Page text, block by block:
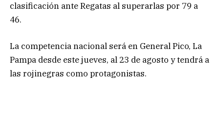
clasificación ante Regatas al superarlas por 79 a
46.
La competencia nacional será en General Pico, La
Pampa desde este jueves, al 23 de agosto y tendrá a
las rojinegras como protagonistas.